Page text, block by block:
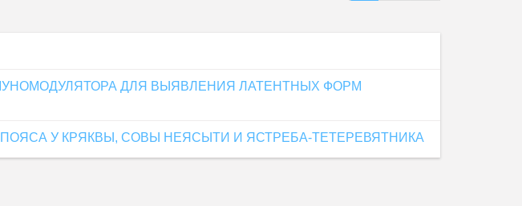
ДЛЯ ВЫЯВЛЕНИЯ ЛАТЕНТНЫХ ФОРМ
У КРЯКВЫ, СОВЫ НЕЯСЫТИ И ЯСТРЕБА-ТЕТЕРЕВЯТНИКА